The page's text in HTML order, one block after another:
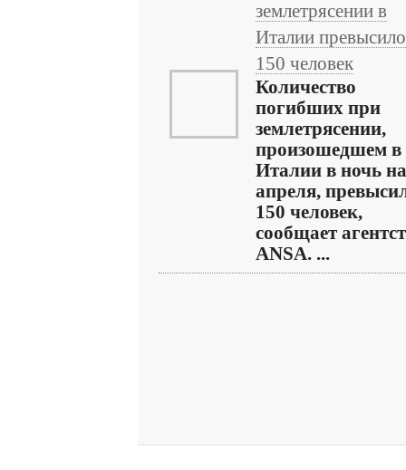
землетрясении в
Италии превысило
150 человек
Количество
погибших при
землетрясении,
произошедшем в
Италии в ночь
апреля,
150 человек,
сообщает
ANSA. ...